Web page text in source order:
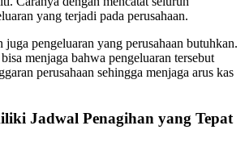
yang terjadi pada perusahaan.
juga pengeluaran yang perusahaan butuhkan.
menjaga bahwa pengeluaran tersebut
perusahaan sehingga menjaga arus kas
Jadwal Penagihan yang Tepat